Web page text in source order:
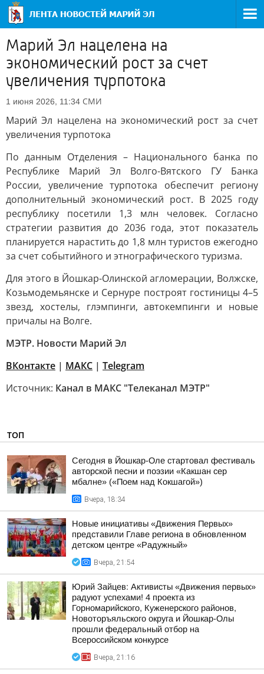
Марий Эл нацелена на
экономический рост за счет
увеличения турпотока
1 июня 2026, 11:34 СМИ
Марий Эл нацелена на экономический рост за счет
увеличения турпотока
По данным Отделения – Национального банка по
Республике Марий Эл Волго-Вятского ГУ Банка
России, увеличение турпотока обеспечит региону
дополнительный экономический рост. В 2025 году
республику посетили 1,3 млн человек. Согласно
стратегии развития до 2036 года, этот показатель
планируется нарастить до 1,8 млн туристов ежегодно
за счет событийного и этнографического туризма.
Для этого в Йошкар-Олинской агломерации, Волжске,
Козьмодемьянске и Сернуре построят гостиницы 4–5
звезд, хостелы, глэмпинги, автокемпинги и новые
причалы на Волге.
МЭТР. Новости Марий Эл
ВКонтакте | MAКС | Telegram
Источник: Канал в МАКС "Телеканал МЭТР"
ТОП
Сегодня в Йошкар-Оле стартовал фестиваль
авторской песни и поэзии «Какшан сер
мбалне» («Поем над Кокшагой»)
Вчера, 18:34
Новые инициативы «Движения Первых»
представили Главе региона в обновленном
детском центре «Радужный»
Вчера, 21:54
Юрий Зайцев: Активисты «Движения первых»
радуют успехами! 4 проекта из
Горномарийского, Куженерского районов,
Новоторъяльского округа и Йошкар-Олы
прошли федеральный отбор на
Всероссийском конкурсе
Вчера, 21:16